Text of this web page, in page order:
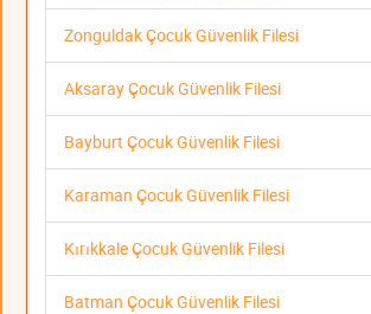
Zonguldak Çocuk Güvenlik Filesi
Aksaray Çocuk Güvenlik Filesi
Bayburt Çocuk Güvenlik Filesi
Karaman Çocuk Güvenlik Filesi
Kırıkkale Çocuk Güvenlik Filesi
Batman Çocuk Güvenlik Filesi